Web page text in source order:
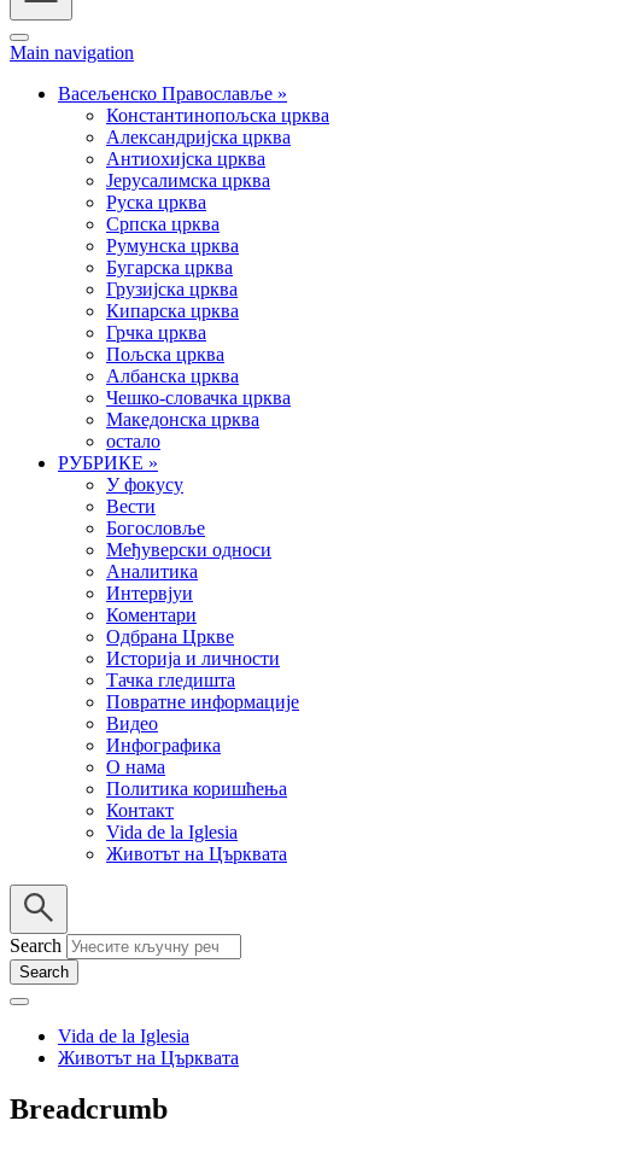
Main navigation
Васељенско Православље »
Константинопољска црква
Александријска црква
Антиохијска црква
Јерусалимска црква
Руска црква
Српска црква
Румунска црква
Бугарска црква
Грузијска црква
Кипарска црква
Грчка црква
Пољска црква
Албанска црква
Чешко-словачка црква
Македонска црква
остало
РУБРИКЕ »
У фокусу
Вести
Богословље
Међуверски односи
Аналитика
Интервјуи
Коментари
Одбрана Цркве
Историја и личности
Тачка гледишта
Повратне информације
Видео
Инфографика
О нама
Политика коришћења
Контакт
Vida de la Iglesia
Животът на Църквата
Search
Vida de la Iglesia
Животът на Църквата
Breadcrumb